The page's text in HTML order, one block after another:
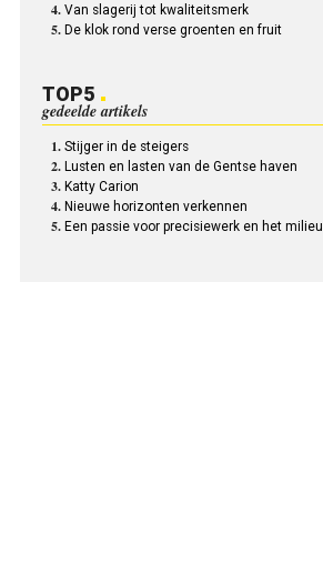
Van slagerij tot kwaliteitsmerk
De klok rond verse groenten en fruit
TOP5
gedeelde artikels
Stijger in de steigers
Lusten en lasten van de Gentse haven
Katty Carion
Nieuwe horizonten verkennen
Een passie voor precisiewerk en het milieu